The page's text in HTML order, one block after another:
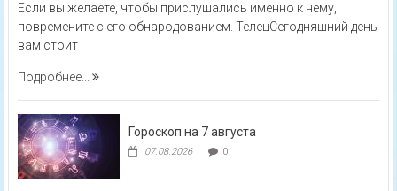
Если вы желаете, чтобы прислушались именно к нему,
повремените с его обнародованием. ТелецСегодняшний день
вам стоит
Подробнее...
Гороскоп на 7 августа
07.08.2026 0